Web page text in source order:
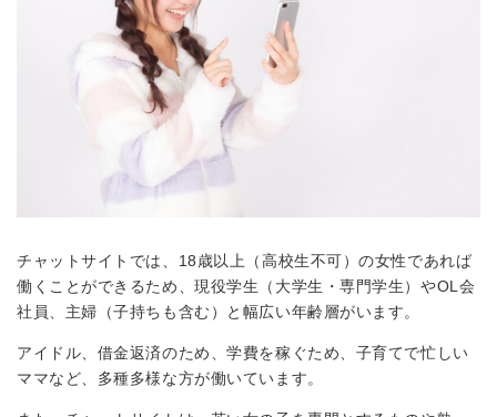
チャットサイトでは、18歳以上（高校生不可）の女性であれば
働くことができるため、現役学生（大学生・専門学生）やOL会
社員、主婦（子持ちも含む）と幅広い年齢層がいます。
アイドル、借金返済のため、学費を稼ぐため、子育てで忙しい
ママなど、多種多様な方が働いています。